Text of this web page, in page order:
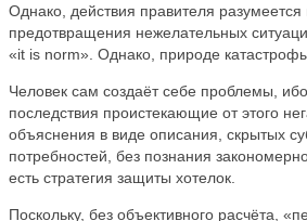
Однако, действия правителя
предотвращения нежелательных
«it is norm». Однако, природе
Человек сам создаёт себе проблемы,
последствия проистекающие от этого
объяснения в виде описания, скрытых
потребностей, без познания
есть стратегия защиты хотелок.
Поскольку, без объективного расчёта,